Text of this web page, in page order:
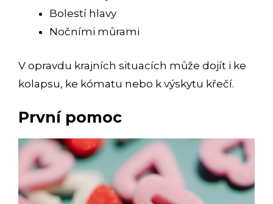
Bolestí hlavy
Nočními můrami
V opravdu krajních situacích může dojít i ke
kolapsu, ke kómatu nebo k výskytu křečí.
První pomoc